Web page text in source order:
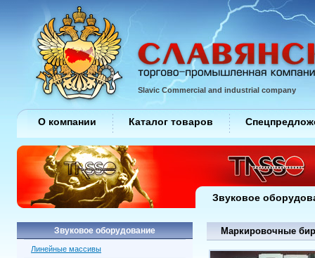
Маркировочные
Звуковое оборудование
Линейные массивы
Slavic Commercial and industrial company
О компании Каталог товаров
Звуковое